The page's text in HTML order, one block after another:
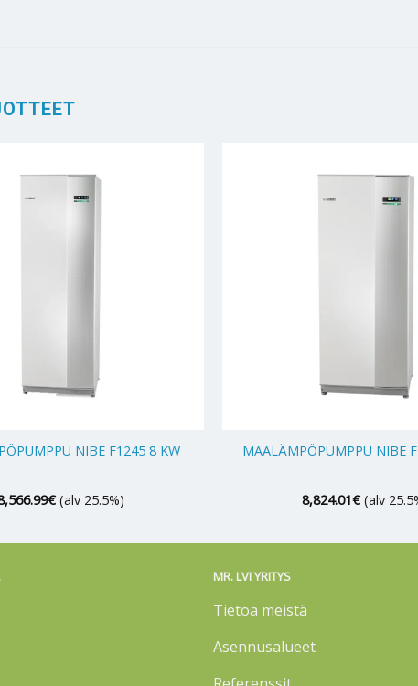
NIBE F1245 8 KW
€ (alv 25.5%)
MAALÄMPÖPUMPPU NIBE
8,824.01€ (alv
MR. LVI YRITYS
Tietoa meistä
Asennusalueet